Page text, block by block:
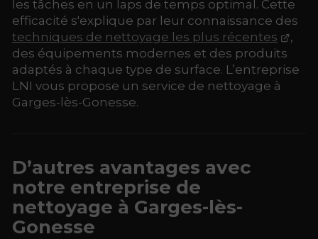
les tâches en un laps de temps optimal. Cette
efficacité s'explique par leur connaissance des
techniques de nettoyage les plus récentes
,
des équipements modernes et des produits
adaptés à chaque type de surface. L’entreprise
LNI vous propose un service de nettoyage à
Garges-lès-Gonesse.
D’autres avantages avec
notre entreprise de
nettoyage à Garges-lès-
Gonesse